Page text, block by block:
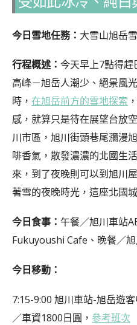
今日雪地任務： 大雪山旭岳
行程概述： 今天早上7點得趕
高峰－旭岳人潮少、絕景風
時， 在旭岳前方的雪地探索
感，就算只是待在展望台放
川市區，旭川街頭巷尾瀰漫
啡香氣，散發濃濃的北國生
來，到了夜晚則可以到旭川
著雪的夜晚時光，這座北國
今日食事： 午餐／旭川車站
Fukuyoushi Cafe、晚餐／
今日移動：
7:15-9:00 旭川車站-旭岳遊
／車資1800日圓， 參考班次